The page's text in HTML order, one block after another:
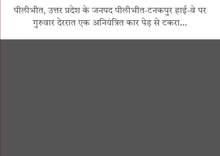
पीलीभीत, उत्तर प्रदेश के जनपद पीलीभीत-टनकपुर हाई-वे पर
गुरुवार देररात एक अनियंत्रित कार पेड़ से टकरा…